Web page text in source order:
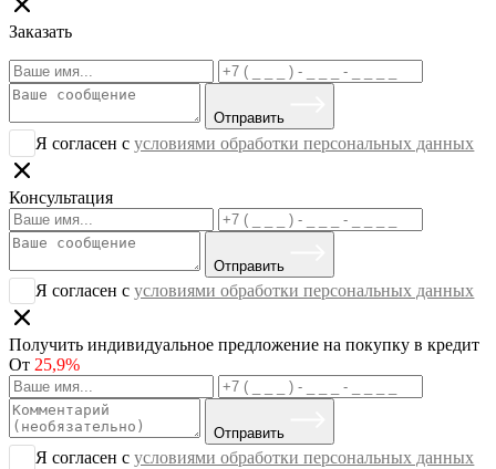
Заказать
Отправить
Я согласен сусловиями обработки персональных данных
Консультация
Отправить
Я согласен сусловиями обработки персональных данных
Получить индивидуальное предложение на покупку в кредит
От 25,9%
Отправить
Я согласен сусловиями обработки персональных данных